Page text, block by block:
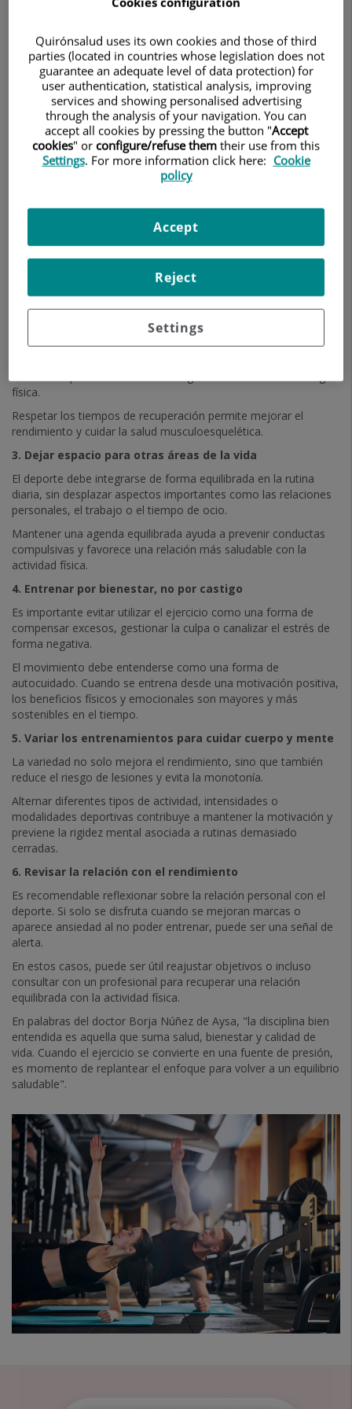
, jefe del Servicio de la Unidad
Quirónsalud, señala que "mantener una rutina deportiva
constante es positivo, pero siempre debe existir un equilibrio. La
clave está en entender el ejercicio como una herramienta de
salud, no como una obligación que genere estrés o culpa".
A continuación, se presentan algunas recomendaciones para
mantener una disciplina deportiva saludable sin caer en la
obsesión.
1. Definir objetivos flexibles y realistas
deben ser alcanzables y adaptarse a la vida diaria.
Una disciplina sana no implica cumplir el entrenamiento de
forma estricta todos los días. Si en algún momento no se puede
parte del equilibrio necesario para mantener el hábito a largo
plazo.
2. Escuchar las señales del cuerpo
El descanso también forma parte del entrenamiento. Ignorar
física.
Respetar los tiempos de recuperación permite mejorar el
rendimiento y cuidar la salud musculoesquelética.
3. Dejar espacio para otras áreas de la vida
El deporte debe integrarse de forma equilibrada en la rutina
diaria, sin desplazar aspectos importantes como las relaciones
personales, el trabajo o el tiempo de ocio.
Mantener una agenda equilibrada ayuda a prevenir conductas
compulsivas y favorece una relación más saludable con la
actividad física.
4. Entrenar por bienestar, no por castigo
Es importante evitar utilizar el ejercicio como una forma de
compensar excesos, gestionar la culpa o canalizar el estrés de
forma negativa.
El movimiento debe entenderse como una forma de
autocuidado. Cuando se entrena desde una motivación positiva,
los beneficios físicos y emocionales son mayores y más
sostenibles en el tiempo.
5. Variar los entrenamientos para cuidar cuerpo y mente
La variedad no solo mejora el rendimiento, sino que también
reduce el riesgo de lesiones y evita la monotonía.
Alternar diferentes tipos de actividad, intensidades o
modalidades deportivas contribuye a mantener la motivación y
previene la rigidez mental asociada a rutinas demasiado
cerradas.
6. Revisar la relación con el rendimiento
Es recomendable reflexionar sobre la relación personal con el
deporte. Si solo se disfruta cuando se mejoran marcas o
aparece ansiedad al no poder entrenar, puede ser una señal de
alerta.
En estos casos, puede ser útil reajustar objetivos o incluso
consultar con un profesional para recuperar una relación
equilibrada con la actividad física.
En palabras del doctor Borja Núñez de Aysa, "la disciplina bien
entendida es aquella que suma salud, bienestar y calidad de
vida. Cuando el ejercicio se convierte en una fuente de presión,
es momento de replantear el enfoque para volver a un equilibrio
saludable".
Quirónsalud uses its own cookies and those of third
parties (located in countries whose legislation does not
guarantee an adequate level of data protection) for
user authentication, statistical analysis, improving
services and showing personalised advertising
through the analysis of your navigation. You can
accept all cookies by pressing the button "Accept
cookies" or configure/refuse them their use from this
Settings. For more information click here: Cookie
policy
Settings
Reject
Accept